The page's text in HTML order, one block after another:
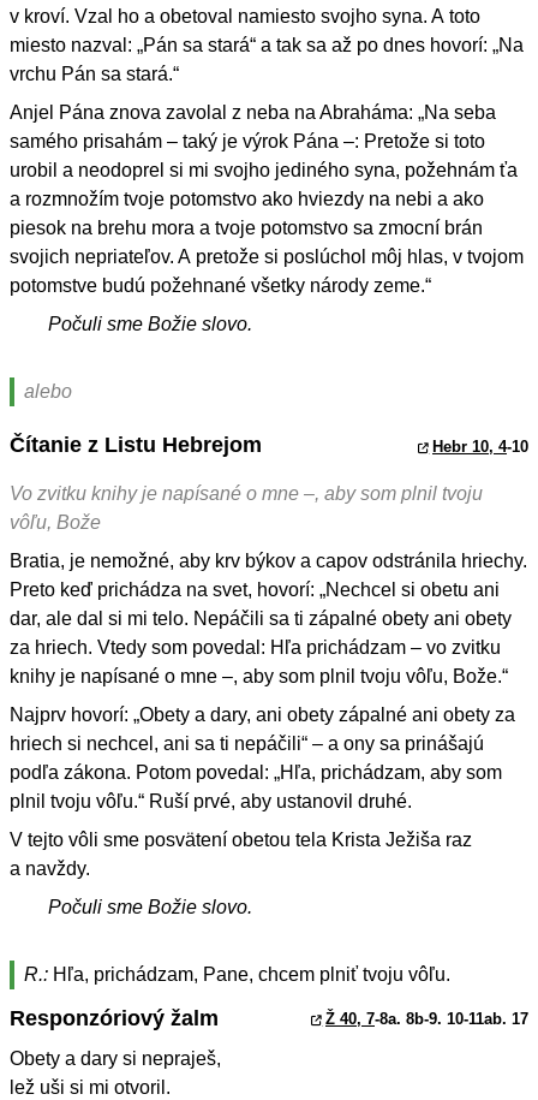
v kroví. Vzal ho a obetoval namiesto svojho syna. A toto
miesto nazval: „Pán sa stará“ a tak sa až po dnes hovorí: „Na
vrchu Pán sa stará.“
Anjel Pána znova zavolal z neba na Abraháma: „Na seba
samého prisahám – taký je výrok Pána –: Pretože si toto
urobil a neodoprel si mi svojho jediného syna, požehnám ťa
a rozmnožím tvoje potomstvo ako hviezdy na nebi a ako
piesok na brehu mora a tvoje potomstvo sa zmocní brán
svojich nepriateľov. A pretože si poslúchol môj hlas, v tvojom
potomstve budú požehnané všetky národy zeme.“
Počuli sme Božie slovo.
alebo
Čítanie z Listu Hebrejom Hebr 10, 4-10
Vo zvitku knihy je napísané o mne –, aby som plnil tvoju
vôľu, Bože
Bratia, je nemožné, aby krv býkov a capov odstránila hriechy.
Preto keď prichádza na svet, hovorí: „Nechcel si obetu ani
dar, ale dal si mi telo. Nepáčili sa ti zápalné obety ani obety
za hriech. Vtedy som povedal: Hľa prichádzam – vo zvitku
knihy je napísané o mne –, aby som plnil tvoju vôľu, Bože.“
Najprv hovorí: „Obety a dary, ani obety zápalné ani obety za
hriech si nechcel, ani sa ti nepáčili“ – a ony sa prinášajú
podľa zákona. Potom povedal: „Hľa, prichádzam, aby som
plnil tvoju vôľu.“ Ruší prvé, aby ustanovil druhé.
V tejto vôli sme posvätení obetou tela Krista Ježiša raz
a navždy.
Počuli sme Božie slovo.
R.: Hľa, prichádzam, Pane, chcem plniť tvoju vôľu.
Responzóriový žalm Ž 40, 7-8a. 8b-9. 10-11ab. 17
Obety a dary si nepraješ,
lež uši si mi otvoril.